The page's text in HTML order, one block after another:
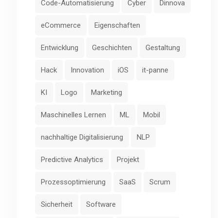
Code-Automatisierung Cyber Dinnova
eCommerce Eigenschaften
Entwicklung Geschichten Gestaltung
Hack Innovation iOS it-panne
KI Logo Marketing
Maschinelles Lernen ML Mobil
nachhaltige Digitalisierung NLP
Predictive Analytics Projekt
Prozessoptimierung SaaS Scrum
Sicherheit Software